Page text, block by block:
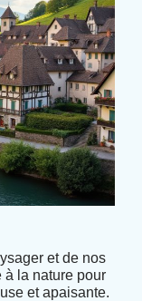
et de nos
à la nature pour
et apaisante.